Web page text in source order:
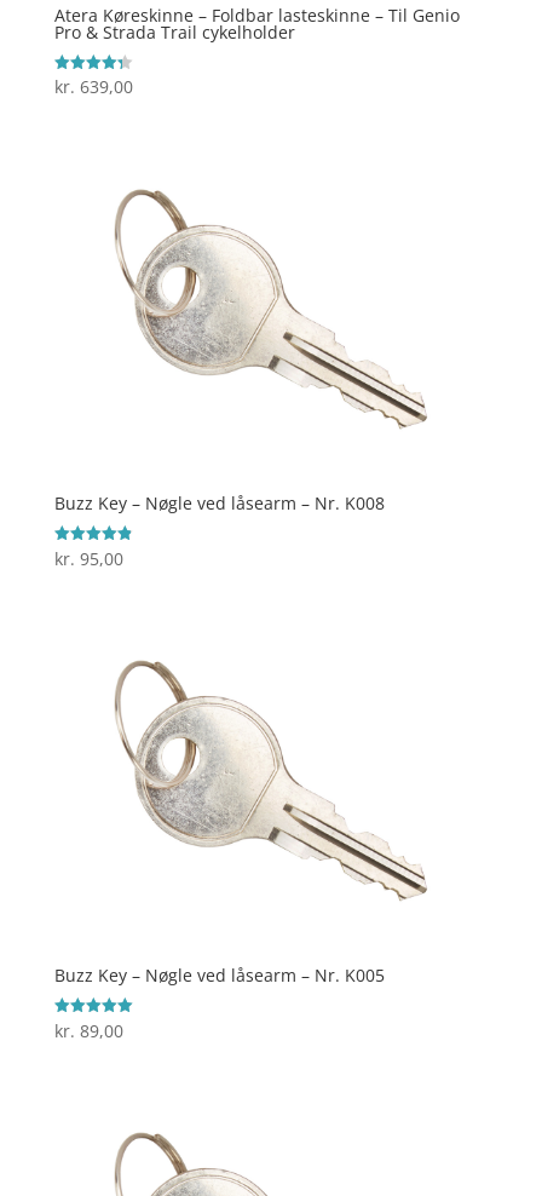
Atera Køreskinne – Foldbar lasteskinne – Til Genio
Pro & Strada Trail cykelholder
Vurderet
4.3
kr. 639,00
Buzz Key – Nøgle ved låsearm – Nr. K008
Vurderet
4.9
kr. 95,00
Buzz Key – Nøgle ved låsearm – Nr. K005
Vurderet
5
kr. 89,00